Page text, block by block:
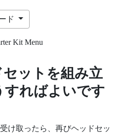
ド
Kit Menu
ットを組み立
すればよいです
け取ったら、再びヘッドセッ